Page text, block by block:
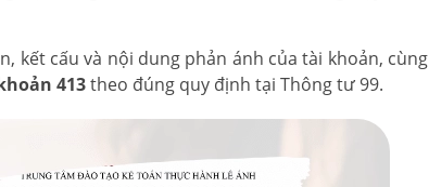
kết cấu và nội dung phản ánh của tài khoản, cùng
413theo đúng quy định tại Thông tư 99.